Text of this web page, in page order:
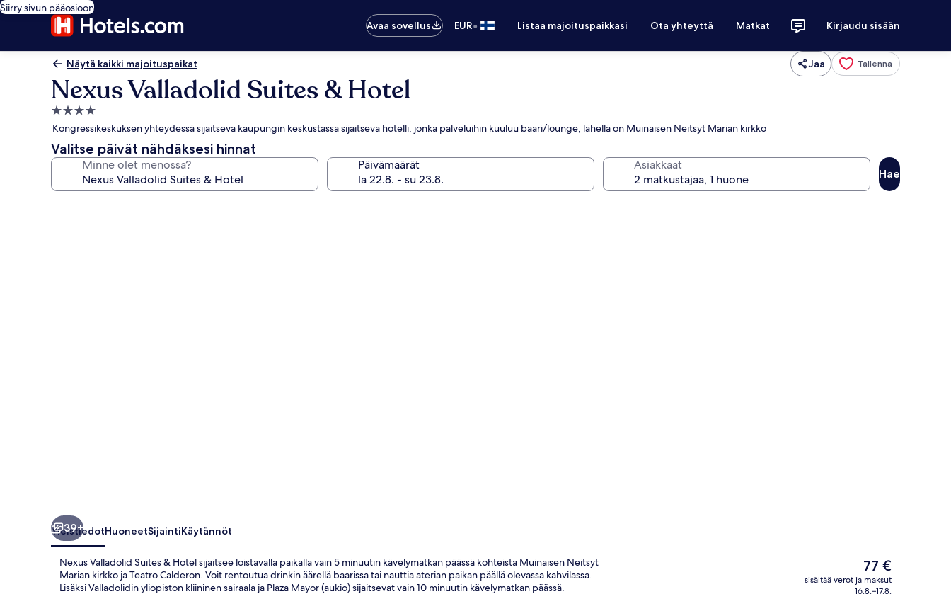
Siirry sivun pääosioon
Avaa sovellus
EUR• Listaa majoituspaikkasi Ota yhteyttä Matkat Kirjaudu sisään
Näytä kaikki majoituspaikat Jaa Tallenna
Nexus Valladolid Suites & Hotel
4.0
tähden
majoituspaikka
Kongressikeskuksen yhteydessä sijaitseva kaupungin keskustassa sijaitseva hotelli, jonka palveluihin kuuluu baari/lounge, lähellä on Muinaisen Neitsyt Marian kirkko
Valitse päivät nähdäksesi hinnat
Minne olet menossa? Päivämäärät Asiakkaat
Hae
39+
YleistiedotHuoneetSijaintiKäytännöt
Nexus Valladolid Suites & Hotel sijaitsee loistavalla paikalla vain 5 minuutin kävelymatkan päässä kohteista Muinaisen Neitsyt
Marian kirkko ja Teatro Calderon. Voit rentoutua drinkin äärellä baarissa tai nauttia aterian paikan päällä olevassa kahvilassa.
Lisäksi Valladolidin yliopiston kliininen sairaala ja Plaza Mayor (aukio) sijaitsevat vain 10 minuutin kävelymatkan päässä.
Nykyinen
hinta
on
77 €
sisältää verot ja maksut
16.8.–17.8.